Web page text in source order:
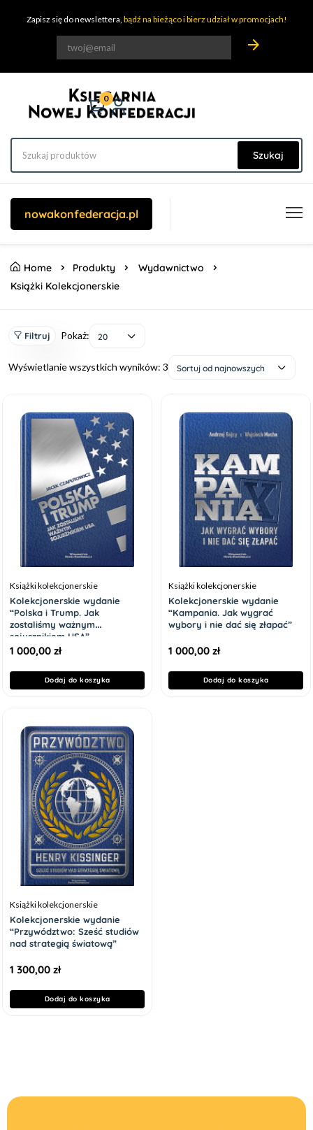
Zapisz się do newslettera, bądź na bieżąco i bierz udział w promocjach!
arrow_forward
0
Szukaj
nowakonfederacja.pl
Home Produkty
Wydawnictwo
Książki Kolekcjonerskie
Filtruj Pokaż: 20
Wyświetlanie wszystkich wyników: 3 Sortuj od najnowszych
Książki kolekcjonerskie
Kolekcjonerskie wydanie
“Polska i Trump. Jak
zostaliśmy ważnym
sojusznikiem USA”
1 000,00 zł
Dodaj do koszyka
Książki kolekcjonerskie
Kolekcjonerskie wydanie
“Kampania. Jak wygrać
wybory i nie dać się złapać”
1 000,00 zł
Dodaj do koszyka
Książki kolekcjonerskie
Kolekcjonerskie wydanie
“Przywództwo: Sześć studiów
nad strategią światową”
1 300,00 zł
Dodaj do koszyka